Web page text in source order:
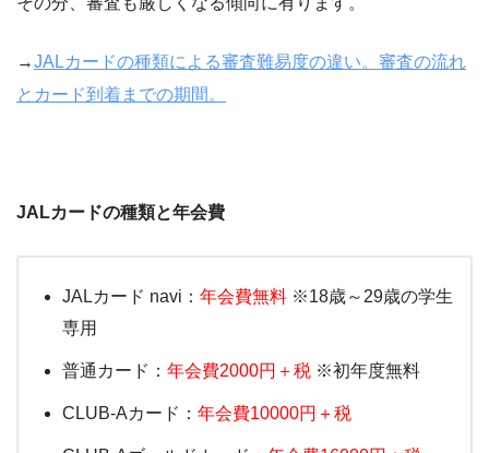
→JALカードの種類による審査難易度の違い。審査の流れ
とカード到着までの期間。
JALカードの種類と年会費
JALカード navi： 年会費無料 ※18歳～29歳の学生
専用
普通カード： 年会費2000円＋税 ※初年度無料
CLUB-Aカード： 年会費10000円＋税